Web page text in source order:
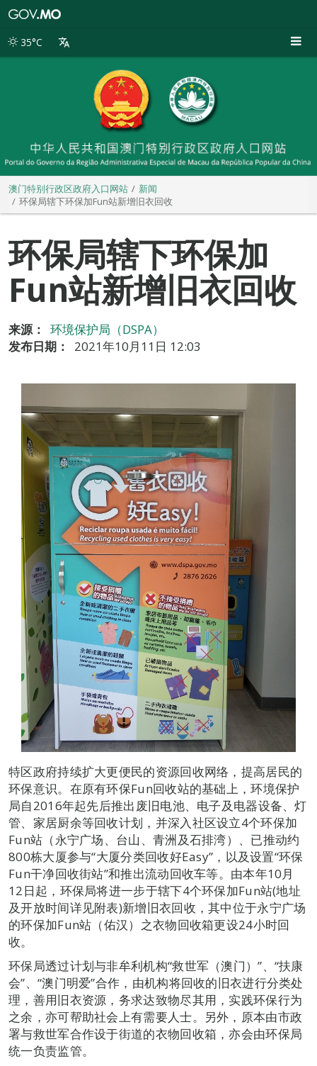
别
35°C
澳门特别行政区政府入口网站
新闻
环保局辖下环保加Fun站新增旧衣回收
环保局辖下环保加
Fun站新增旧衣回收
来源：
环境保护局（DSPA）
发布日期：
2021年10月11日 12:03
特区政府持续扩大更便民的资源回收网络，提高居民的
环保意识。在原有环保Fun回收站的基础上，环境保护
局自2016年起先后推出废旧电池、电子及电器设备、灯
管、家居厨余等回收计划，并深入社区设立4个环保加
Fun站（永宁广场、台山、青洲及石排湾）、已推动约
800栋大厦参与“大厦分类回收好Easy”，以及设置“环保
Fun干净回收街站”和推出流动回收车等。由本年10月
12日起，环保局将进一步于辖下4个环保加Fun站(地址
及开放时间详见附表)新增旧衣回收，其中位于永宁广场
的环保加Fun站（佑汉）之衣物回收箱更设24小时回
收。
环保局透过计划与非牟利机构“救世军（澳门）”、“扶康
会”、“澳门明爱”合作，由机构将回收的旧衣进行分类处
理，善用旧衣资源，务求达致物尽其用，实践环保行为
之余，亦可帮助社会上有需要人士。另外，原本由市政
署与救世军合作设于街道的衣物回收箱，亦会由环保局
统一负责监管。